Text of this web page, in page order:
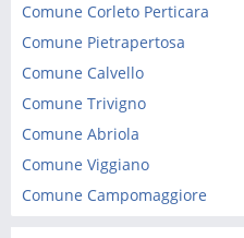
Comune Corleto Perticara
Comune Pietrapertosa
Comune Calvello
Comune Trivigno
Comune Abriola
Comune Viggiano
Comune Campomaggiore